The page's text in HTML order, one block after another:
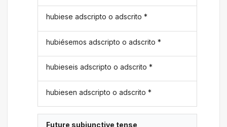
hubiese adscripto o adscrito *
hubiésemos adscripto o adscrito *
hubieseis adscripto o adscrito *
hubiesen adscripto o adscrito *
Future subjunctive tense